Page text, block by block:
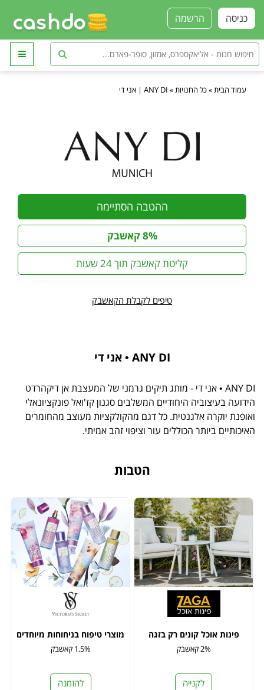
הרשמה כניסה
עמוד הבית »כל החנויות » ANY DI | אני די
ההטבה הסתיימה
8% קאשבק
קליטת קאשבק תוך 24 שעות
טיפים לקבלת הקאשבק
ANY DI • אני די
ANY DI • אני די - מותג תיקים גרמני של המעצבת אן דיקהרדט
הידועה בעיצוביה היחודיים המשלבים סגנון קז'ואל פונקציונאלי
ואופנת יוקרה אלגנטית. כל דגם מהקולקציות מעוצב מהחומרים
האיכותיים ביותר הכוללים עור וציפוי זהב אמיתי.
הטבות
פינות אוכל קונים רק בזגה
2% קאשבק
לקנייה
מוצרי טיפוח בניחוחות מיוחדים
1.5% קאשבק
להזמנה